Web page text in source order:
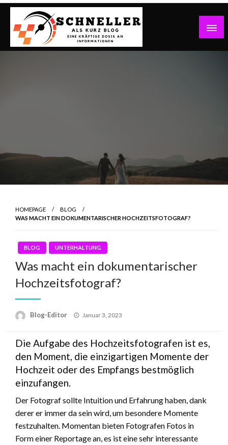
Skip
content
Eine kräftige Dosis an Informationen
HOMEPAGE
BLOG
WAS MACHT EIN DOKUMENTARISCHER HOCHZEITSFOTOGRAF?
BLOG UNTERHALTUNG
Was macht ein dokumentarischer
Hochzeitsfotograf?
Blog-Editor
Posted
Januar 3, 2023
Die Aufgabe des Hochzeitsfotografen ist es,
den Moment, die einzigartigen Momente der
Hochzeit oder des Empfangs bestmöglich
einzufangen.
Der Fotograf sollte Intuition und Erfahrung haben, dank
derer er immer da sein wird, um besondere Momente
festzuhalten. Momentan bieten Fotografen Fotos in
Form einer Reportage an, es ist eine sehr interessante